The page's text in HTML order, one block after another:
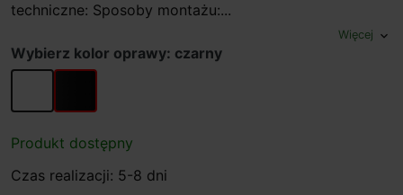
techniczne: Sposoby montażu:...
Więcej expand_more
Wybierz kolor oprawy: czarny
biały czarny
Produkt dostępny
Czas realizacji: 5-8 dni